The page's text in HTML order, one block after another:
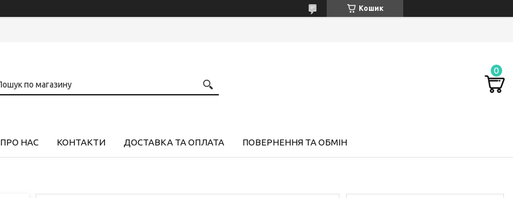
Кошик
ПРО НАС КОНТАКТИ ДОСТАВКА ТА ОПЛАТА ПОВЕРНЕННЯ ТА ОБМІН